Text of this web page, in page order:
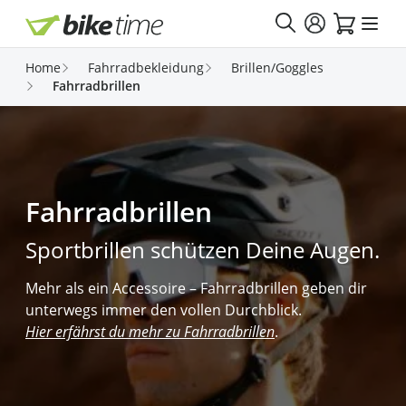
Direkt zum Inhalt
Home Fahrradbekleidung
Brillen/Goggles
Fahrradbrillen
Fahrradbrillen
Sportbrillen schützen Deine Augen.
Mehr als ein Accessoire – Fahrradbrillen geben dir
unterwegs immer den vollen Durchblick.
Hier erfährst du mehr zu Fahrradbrillen.